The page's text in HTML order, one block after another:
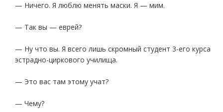
— Ничего. Я люблю менять маски. Я — мим.
— Так вы — еврей?
— Ну что вы. Я всего лишь скромный студент 3-его курса
эстрадно-циркового училища.
— Это вас там этому учат?
— Чему?